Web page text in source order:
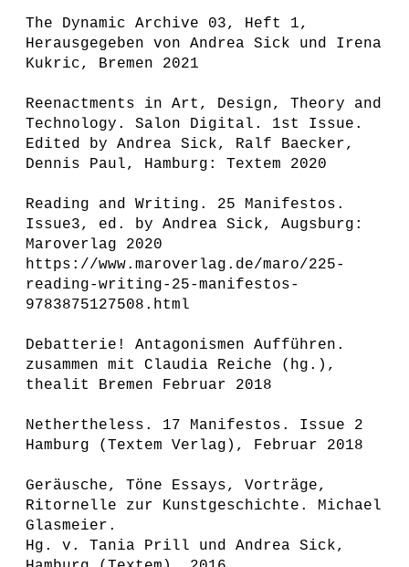
The Dynamic Archive 03, Heft 1,
Herausgegeben von Andrea Sick und Irena
Kukric, Bremen 2021
Reenactments in Art, Design, Theory and
Technology. Salon Digital. 1st Issue.
Edited by Andrea Sick, Ralf Baecker,
Dennis Paul, Hamburg: Textem 2020
Reading and Writing. 25 Manifestos.
Issue3, ed. by Andrea Sick, Augsburg:
Maroverlag 2020
https://www.maroverlag.de/maro/225-
reading-writing-25-manifestos-
9783875127508.html
Debatterie! Antagonismen Aufführen.
zusammen mit Claudia Reiche (hg.),
thealit Bremen Februar 2018
Nethertheless. 17 Manifestos. Issue 2
Hamburg (Textem Verlag), Februar 2018
Geräusche, Töne Essays, Vorträge,
Ritornelle zur Kunstgeschichte. Michael
Glasmeier.
Hg. v. Tania Prill und Andrea Sick,